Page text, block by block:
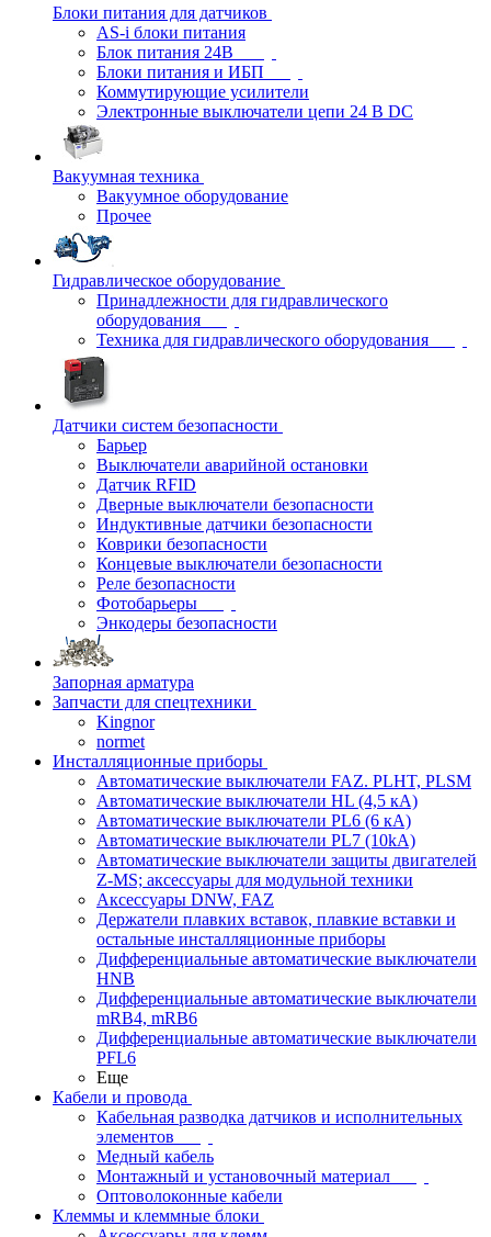
Блоки питания для датчиков
AS-i блоки питания
Блок питания 24В
Блоки питания и ИБП
Коммутирующие усилители
Электронные выключатели цепи 24 В DC
Вакуумная техника
Вакуумное оборудование
Прочее
Гидравлическое оборудование
Принадлежности для гидравлического
оборудования
Техника для гидравлического оборудования
Датчики систем безопасности
Барьер
Выключатели аварийной остановки
Датчик RFID
Дверные выключатели безопасности
Индуктивные датчики безопасности
Коврики безопасности
Концевые выключатели безопасности
Реле безопасности
Фотобарьеры
Энкодеры безопасности
Запорная арматура
Запчасти для спецтехники
Kingnor
normet
Инсталляционные приборы
Автоматические выключатели FAZ. PLHT, PLSM
Автоматические выключатели HL (4,5 кА)
Автоматические выключатели PL6 (6 кА)
Автоматические выключатели PL7 (10kA)
Автоматические выключатели защиты двигателей
Z-MS; аксессуары для модульной техники
Аксессуары DNW, FAZ
Держатели плавких вставок, плавкие вставки и
остальные инсталляционные приборы
Дифференциальные автоматические выключатели
HNB
Дифференциальные автоматические выключатели
mRB4, mRB6
Дифференциальные автоматические выключатели
PFL6
Еще
Кабели и провода
Кабельная разводка датчиков и исполнительных
элементов
Медный кабель
Монтажный и установочный материал
Оптоволоконные кабели
Клеммы и клеммные блоки